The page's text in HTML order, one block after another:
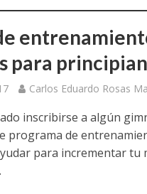
para
Carlos Eduardo Rosas
inscribirse a algún
programa de
para incrementar tu